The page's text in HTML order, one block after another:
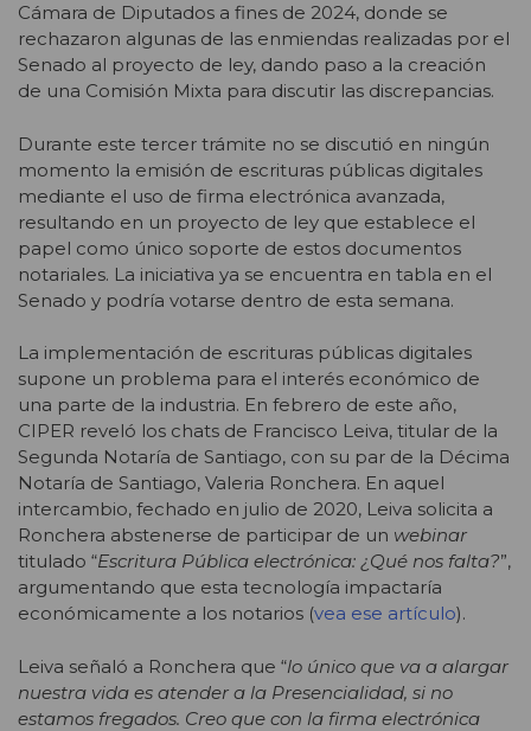
Cámara de Diputados a fines de 2024, donde se
rechazaron algunas de las enmiendas realizadas por el
Senado al proyecto de ley, dando paso a la creación
de una Comisión Mixta para discutir las discrepancias.
Durante este tercer trámite no se discutió en ningún
momento la emisión de escrituras públicas digitales
mediante el uso de firma electrónica avanzada,
resultando en un proyecto de ley que establece el
papel como único soporte de estos documentos
notariales. La iniciativa ya se encuentra en tabla en el
Senado y podría votarse dentro de esta semana.
La implementación de escrituras públicas digitales
supone un problema para el interés económico de
una parte de la industria. En febrero de este año,
CIPER reveló los chats de Francisco Leiva, titular de la
Segunda Notaría de Santiago, con su par de la Décima
Notaría de Santiago, Valeria Ronchera. En aquel
intercambio, fechado en julio de 2020, Leiva solicita a
Ronchera abstenerse de participar de un webinar
titulado “Escritura Pública electrónica: ¿Qué nos falta?”,
argumentando que esta tecnología impactaría
económicamente a los notarios (vea ese artículo).
Leiva señaló a Ronchera que “lo único que va a alargar
nuestra vida es atender a la Presencialidad, si no
estamos fregados. Creo que con la firma electrónica